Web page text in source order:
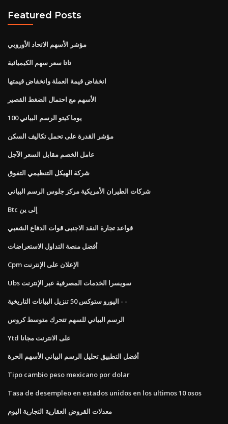
Featured Posts
مؤشر الأسهم الاتحاد الأوروبي
تاتا سعر سهم الكيميائية
انخفاض قيمة العملة وانخفاض قيمتها
الأسهم مع احتمال الضغط القصير
100 يوما كيتو الرسم البياني
مؤشر القدرة على تحمل تكاليف السكن
عامل الخصم مقابل السعر الآجل
شركة الهيكل التنظيمي التفوق
شركات الطيران الأمريكية مركز جلوس الرسم البياني
Btc إلى ين
قواعد تجارة النقد الاجنبى قوات الدفاع الشعبي
أفضل منصة التداول الاستعراضات
Cpm الإعلان على الإنترنت
Ubs سويسرا الخدمات المصرفية عبر الإنترنت
اليورو ستوكس 50 تنزيل البيانات التاريخية - -
الرسم البياني للسهم تتحرك متوسط ​​كروس
Ytd على الانترنت مجانا
أفضل التطبيق تحليل الرسم البياني الأسهم الحرة
Tipo cambio peso mexicano por dolar
Tasa de desempleo en estados unidos en los ultimos 10 osos
معدلات القروض العقارية التجارية اليوم